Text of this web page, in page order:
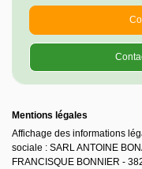
Mentions légales
Affichage des informations
sociale : SARL ANTOINE
FRANCISQUE BONNIER -